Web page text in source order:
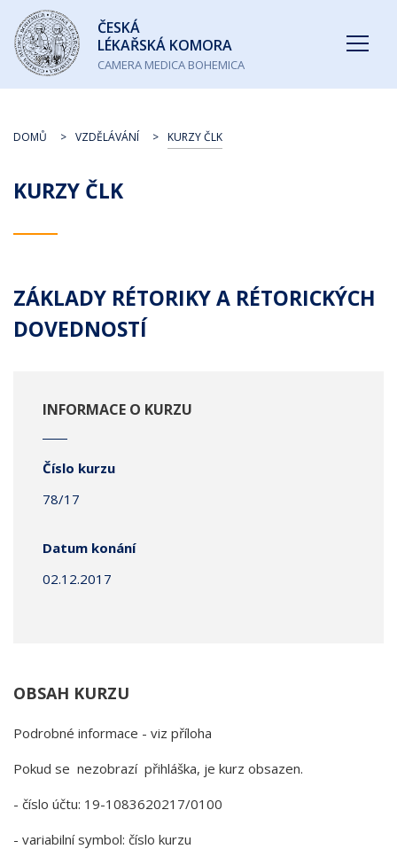
Česká
lékařská
komora
ČESKÁ
LÉKAŘSKÁ KOMORA
CAMERA MEDICA BOHEMICA
KURZY ČLK
DOMŮ VZDĚLÁVÁNÍ KURZY ČLK
ZÁKLADY RÉTORIKY A RÉTORICKÝCH
DOVEDNOSTÍ
INFORMACE O KURZU
Číslo kurzu
78/17
Datum konání
02.12.2017
OBSAH KURZU
Podrobné informace - viz příloha
Pokud se nezobrazí přihláška, je kurz obsazen.
- číslo účtu: 19-1083620217/0100
- variabilní symbol: číslo kurzu